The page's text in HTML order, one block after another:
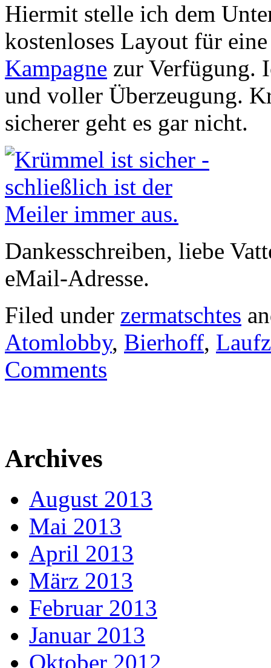
Hiermit stelle ich dem
kostenloses Layout für
Kampagne zur Verfügung.
und voller Überzeugung.
sicherer geht es gar nicht.
Dankesschreiben, liebe
eMail-Adresse.
Filed under zermatschtes
Atomlobby, Bierhoff,
Comments
Archives
August 2013
Mai 2013
April 2013
März 2013
Februar 2013
Januar 2013
Oktober 2012